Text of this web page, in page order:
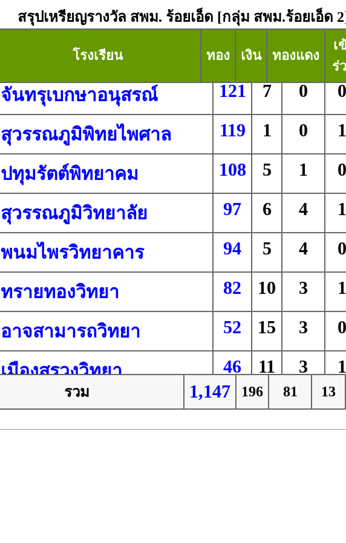
สรุปเหรียญรางวัล สพม. ร้อยเอ็ด [กลุ่ม สพม.ร้อยเอ็ด
โรงเรียน ทอง เงิน ทองแดง
เ
ร่
จันทรุเบกษาอนุสรณ์ 121 7 0 0
สุวรรณภูมิพิทยไพศาล 119 1 0 1
ปทุมรัตต์พิทยาคม 108 5 1 0
สุวรรณภูมิวิทยาลัย 97 6 4 1
พนมไพรวิทยาคาร 94 5 4 0
ทรายทองวิทยา 82 10 3 1
อาจสามารถวิทยา 52 15 3 0
เมืองสรวงวิทยา 46 11 3 1
สามขาท่าหาดยาววิทยา 42 8
รวม 1,147 196 81 13